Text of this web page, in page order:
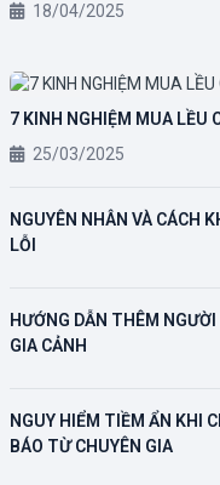
18/04/2025
7 KINH NGHIỆM MUA LỀU
25/03/2025
NGUYÊN NHÂN VÀ CÁCH
LỖI
HƯỚNG DẪN THÊM
GIA CẢNH
NGUY HIỂM TIỀM ẨN KHI
BÁO TỪ CHUYÊN GIA